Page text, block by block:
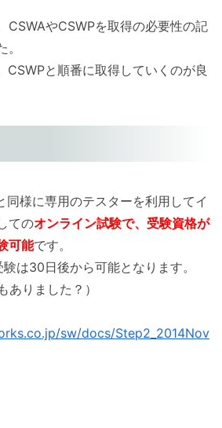
CSWAやCSWPを取得の必要性の記
CSWPと順番に取得していくのが良
同様に専用のテスターを利用してイ
てのオンライン試験で、受験資格が
可能です。
は30日後から可能となります。
ありました？）
sw/docs/Step2_2014Nov